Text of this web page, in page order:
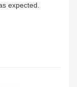
expected.